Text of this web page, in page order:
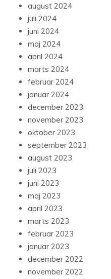
august 2024
juli 2024
juni 2024
maj 2024
april 2024
marts 2024
februar 2024
januar 2024
december 2023
november 2023
oktober 2023
september 2023
august 2023
juli 2023
juni 2023
maj 2023
april 2023
marts 2023
februar 2023
januar 2023
december 2022
november 2022